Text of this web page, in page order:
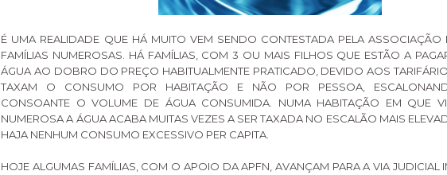
É UMA REALIDADE QUE HÁ MUITO VEM SENDO CONTESTADA PELA ASSOCIAÇÃO
FAMÍLIAS NUMEROSAS. HÁ FAMÍLIAS, COM 3 OU MAIS FILHOS QUE ESTÃO A
ÁGUA AO DOBRO DO PREÇO HABITUALMENTE PRATICADO, DEVIDO AOS
TAXAM O CONSUMO POR HABITAÇÃO E NÃO POR PESSOA,
CONSOANTE O VOLUME DE ÁGUA CONSUMIDA. NUMA HABITAÇÃO EM QUE
NUMEROSA A ÁGUA ACABA MUITAS VEZES A SER TAXADA NO ESCALÃO MAIS
HAJA NENHUM CONSUMO EXCESSIVO PER CAPITA.
HOJE ALGUMAS FAMÍLIAS, COM O APOIO DA APFN, AVANÇAM PARA A VIA JUDICIAL